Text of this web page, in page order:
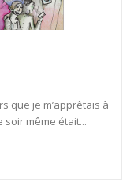
que je m’apprêtais à
soir même était...